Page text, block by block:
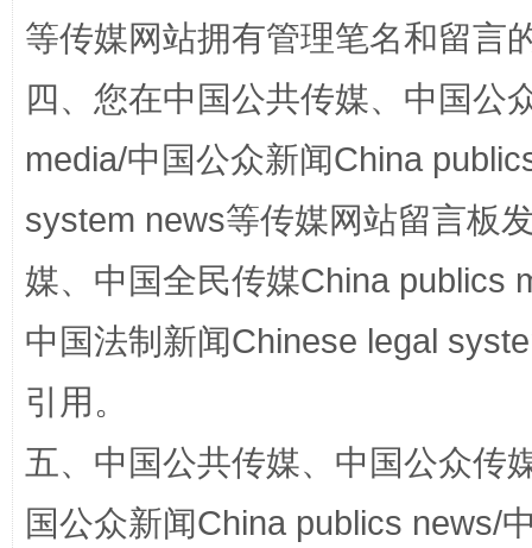
国家大学科技园优化重塑工作
等传媒网站拥有管理笔名和留言
四、您在中国公共传媒、中国公
media/中国公众新闻China
system news等传媒网站留言板
媒、中国全民传媒China publics
中国法制新闻Chinese legal
引用。
五、中国公共传媒、中国公众传
国公众新闻China publics news/